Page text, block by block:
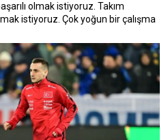
olmak istiyoruz. Takım
istiyoruz. Çok yoğun bir çalışma